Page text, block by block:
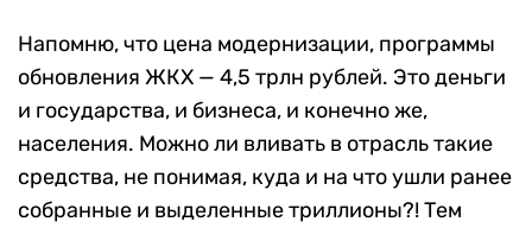
Напомню, что цена модернизации, программы
обновления ЖКХ — 4,5 трлн рублей. Это деньги
и государства, и бизнеса, и конечно же,
населения. Можно ли вливать в отрасль такие
средства, не понимая, куда и на что ушли ранее
собранные и выделенные триллионы?! Тем